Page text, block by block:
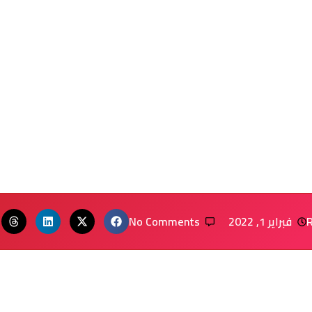
فبراير 1, 2022 No Comments